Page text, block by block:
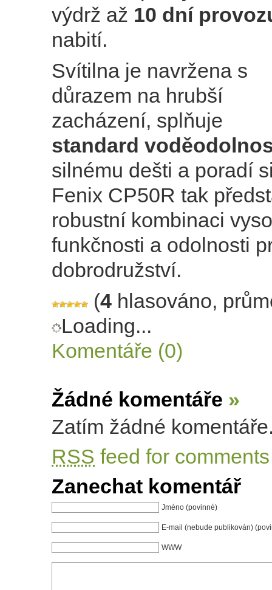
výdrž až 10 dní
nabití.
Svítilna je navržena s
důrazem na hrubší
zacházení, splňuje
standard
silnému dešti a poradí
Fenix CP50R tak
robustní kombinaci
funkčnosti a odolnosti
dobrodružství.
(4 hlasováno,
Loading...
Komentáře (0)
Žádné komentáře »
Zatím žádné
RSS feed for
Zanechat komentář
Jméno (povinné)
E-mail (nebude publikován)
WWW